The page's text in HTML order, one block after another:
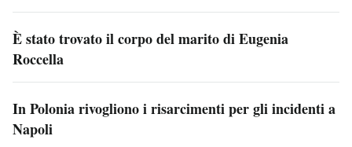
È stato trovato il corpo del marito di Eugenia
Roccella
In Polonia rivogliono i risarcimenti per gli incidenti a
Napoli